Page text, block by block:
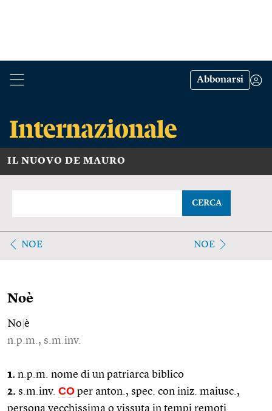
Abbonarsi
IL NUOVO DE MAURO
CERCA
NOE NOE
Noè
No è
n.p.m., s.m.inv.
1. n.p.m. nome di un patriarca biblico
2. s.m.inv. CO per anton., spec. con iniz. maiusc.,
persona vecchissima o vissuta in tempi remoti